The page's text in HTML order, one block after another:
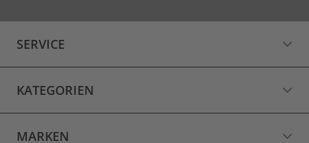
SERVICE
KATEGORIEN
MARKEN